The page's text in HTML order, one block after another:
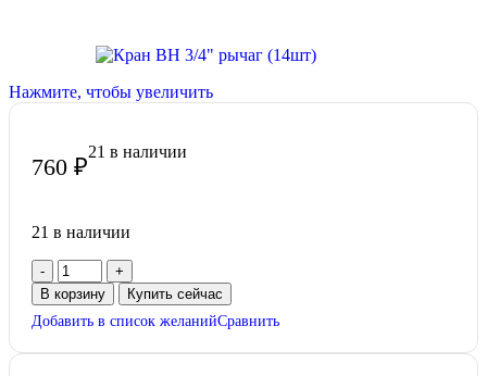
Нажмите, чтобы увеличить
760 ₽
21 в наличии
21 в наличии
В корзину
Купить сейчас
Добавить в список желанийСравнить